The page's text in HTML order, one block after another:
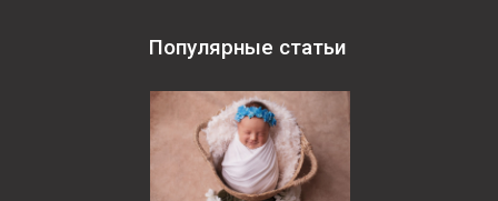
Популярные статьи